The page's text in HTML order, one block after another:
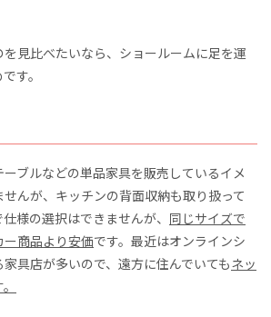
見比べたいなら、ショールームに足を運
す。
ブルなどの単品家具を販売しているイメ
んが、キッチンの背面収納も取り扱って
様の選択はできませんが、 同じサイズで
商品より安価です。最近はオンラインシ
具店が多いので、遠方に住んでいてもネッ